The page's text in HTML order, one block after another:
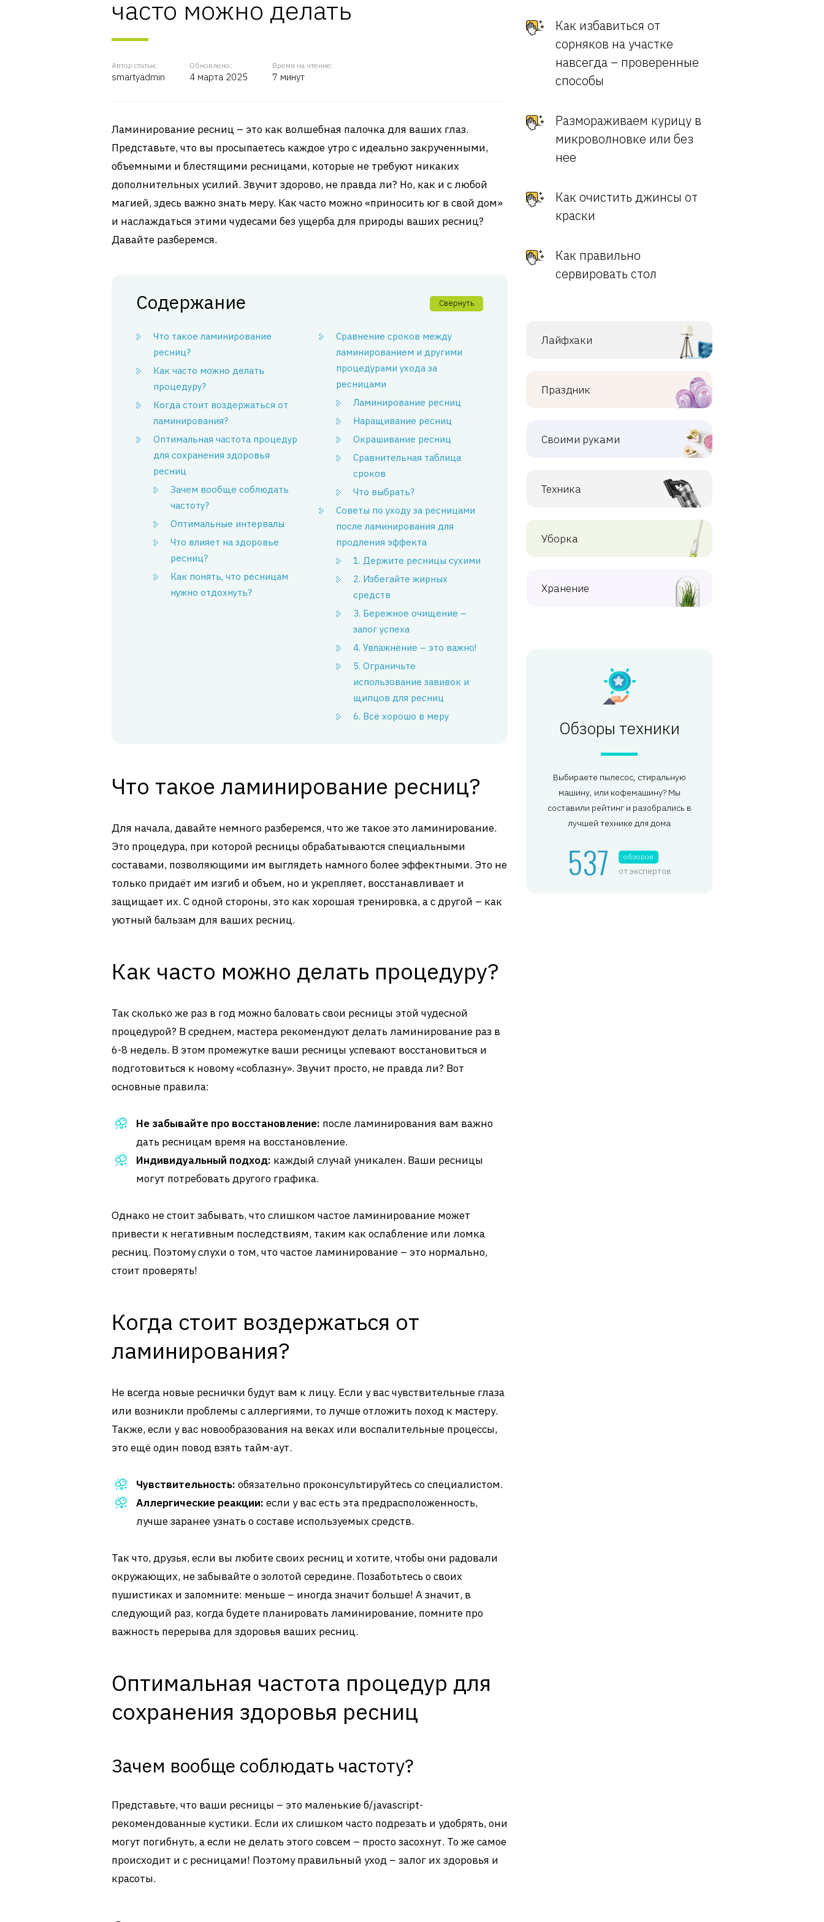
часто можно делать
Автор статьи:
smartyadmin
Обновлено:
4 марта 2025
Время на чтение:
7 минут
Ламинирование ресниц – это как волшебная палочка для ваших глаз.
Представьте, что вы просыпаетесь каждое утро с идеально закрученными,
объемными и блестящими ресницами, которые не требуют никаких
дополнительных усилий. Звучит здорово, не правда ли? Но, как и с любой
магией, здесь важно знать меру. Как часто можно «приносить юг в свой дом»
и наслаждаться этими чудесами без ущерба для природы ваших ресниц?
Давайте разберемся.
Содержание Свернуть
Что такое ламинирование
ресниц?
Как часто можно делать
процедуру?
Когда стоит воздержаться от
ламинирования?
Оптимальная частота процедур
для сохранения здоровья
ресниц
Зачем вообще соблюдать
частоту?
Оптимальные интервалы
Что влияет на здоровье
ресниц?
Как понять, что ресницам
нужно отдохнуть?
Сравнение сроков между
ламинированием и другими
процедурами ухода за
ресницами
Ламинирование ресниц
Наращивание ресниц
Окрашивание ресниц
Сравнительная таблица
сроков
Что выбрать?
Советы по уходу за ресницами
после ламинирования для
продления эффекта
1. Держите ресницы сухими
2. Избегайте жирных
средств
3. Бережное очищение –
залог успеха
4. Увлажнение – это важно!
5. Ограничьте
использование завивок и
щипцов для ресниц
6. Всё хорошо в меру
Что такое ламинирование ресниц?
Для начала, давайте немного разберемся, что же такое это ламинирование.
Это процедура, при которой ресницы обрабатываются специальными
составами, позволяющими им выглядеть намного более эффектными. Это не
только придаёт им изгиб и объем, но и укрепляет, восстанавливает и
защищает их. С одной стороны, это как хорошая тренировка, а с другой – как
уютный бальзам для ваших ресниц.
Как часто можно делать процедуру?
Так сколько же раз в год можно баловать свои ресницы этой чудесной
процедурой? В среднем, мастера рекомендуют делать ламинирование раз в
6-8 недель. В этом промежутке ваши ресницы успевают восстановиться и
подготовиться к новому «соблазну». Звучит просто, не правда ли? Вот
основные правила:
Не забывайте про восстановление: после ламинирования вам важно
дать ресницам время на восстановление.
Индивидуальный подход: каждый случай уникален. Ваши ресницы
могут потребовать другого графика.
Однако не стоит забывать, что слишком частое ламинирование может
привести к негативным последствиям, таким как ослабление или ломка
ресниц. Поэтому слухи о том, что частое ламинирование – это нормально,
стоит проверять!
Когда стоит воздержаться от
ламинирования?
Не всегда новые реснички будут вам к лицу. Если у вас чувствительные глаза
или возникли проблемы с аллергиями, то лучше отложить поход к мастеру.
Также, если у вас новообразования на веках или воспалительные процессы,
это ещё один повод взять тайм-аут.
Чувствительность: обязательно проконсультируйтесь со специалистом.
Аллергические реакции: если у вас есть эта предрасположенность,
лучше заранее узнать о составе используемых средств.
Так что, друзья, если вы любите своих ресниц и хотите, чтобы они радовали
окружающих, не забывайте о золотой середине. Позаботьтесь о своих
пушистиках и запомните: меньше – иногда значит больше! А значит, в
следующий раз, когда будете планировать ламинирование, помните про
важность перерыва для здоровья ваших ресниц.
Оптимальная частота процедур для
сохранения здоровья ресниц
Зачем вообще соблюдать частоту?
Представьте, что ваши ресницы – это маленькие б/javascript-
рекомендованные кустики. Если их слишком часто подрезать и удобрять, они
могут погибнуть, а если не делать этого совсем – просто засохнут. То же самое
происходит и с ресницами! Поэтому правильный уход – залог их здоровья и
красоты.
Как избавиться от
сорняков на участке
навсегда – проверенные
способы
Размораживаем курицу в
микроволновке или без
нее
Как очистить джинсы от
краски
Как правильно
сервировать стол
Лайфхаки
Праздник
Своими руками
Техника
Уборка
Хранение
Обзоры техники
Выбираете пылесос, стиральную
машину, или кофемашину? Мы
составили рейтинг и разобрались в
лучшей технике для дома
537 обзоров
от экспертов